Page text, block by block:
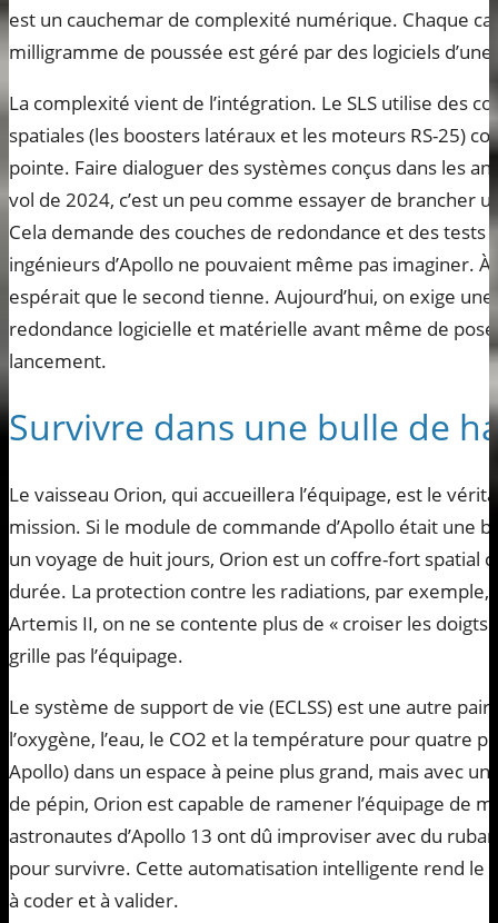
est un cauchemar de complexité numérique. Chaque
milligramme de poussée est géré par des logiciels
La complexité vient de l’intégration. Le SLS utilise des
spatiales (les boosters latéraux et les moteurs RS-25)
pointe. Faire dialoguer des systèmes conçus dans les
vol de 2024, c’est un peu comme essayer de brancher
Cela demande des couches de redondance et des tests
ingénieurs d’Apollo ne pouvaient même pas imaginer.
espérait que le second tienne. Aujourd’hui, on exige
redondance logicielle et matérielle avant même de
lancement.
Survivre dans une bulle de
Le vaisseau Orion, qui accueillera l’équipage, est le
mission. Si le module de commande d’Apollo était une
un voyage de huit jours, Orion est un coffre-fort spatial
durée. La protection contre les radiations, par
Artemis II, on ne se contente plus de « croiser les doigts
grille pas l’équipage.
Le système de support de vie (ECLSS) est une autre
l’oxygène, l’eau, le CO2 et la température pour quatre
Apollo) dans un espace à peine plus grand, mais avec
de pépin, Orion est capable de ramener l’équipage de
astronautes d’Apollo 13 ont dû improviser avec du
pour survivre. Cette automatisation intelligente rend le
à coder et à valider.